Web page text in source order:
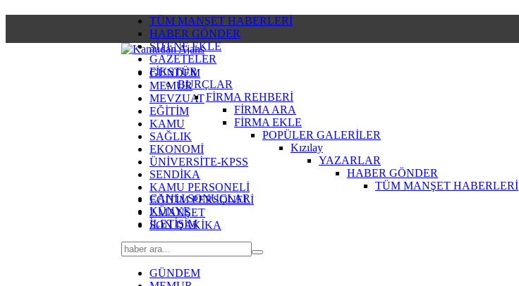
TÜM MANŞET HABERLERİ
HABER GÖNDER
SİTENE EKLE
GAZETELER
FİKSTÜR
BURÇLAR
FİRMA REHBERİ
FİRMA ARA
FİRMA EKLE
POPÜLER GALERİLER
Kızılay
YAZARLAR
HABER GÖNDER
TÜM MANŞET HABERLERİ
CANLI SONUÇLAR
KÜNYE
İLETİŞİM
GÜNDEM
MEMUR
MEVZUAT
EĞİTİM
KAMU
SAĞLIK
EKONOMİ
ÜNİVERSİTE-KPSS
SENDİKA
KAMU PERSONELİ
EĞİTİM PERSONELİ
2.MANŞET
SON DAKİKA
GÜNDEM